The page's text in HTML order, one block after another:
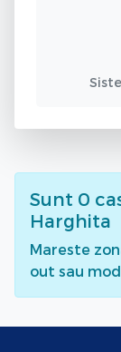
Sunt 0
Harghita
Mareste
out sau